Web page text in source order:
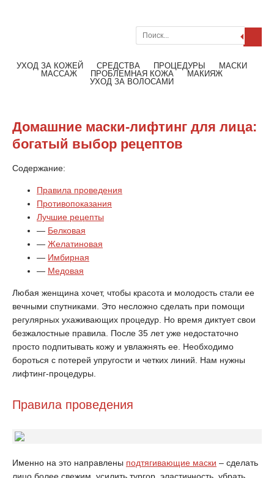
УХОД ЗА КОЖЕЙ СРЕДСТВА ПРОЦЕДУРЫ
МАСКИ
МАССАЖ
ПРОБЛЕМНАЯ КОЖА
МАКИЯЖ
УХОД ЗА ВОЛОСАМИ
Домашние маски-лифтинг для лица:
богатый выбор рецептов
Содержание:
Правила проведения
Противопоказания
Лучшие рецепты
— Белковая
— Желатиновая
— Имбирная
— Медовая
Любая женщина хочет, чтобы красота и молодость стали ее
вечными спутниками. Это несложно сделать при помощи
регулярных ухаживающих процедур. Но время диктует свои
безжалостные правила. После 35 лет уже недостаточно
просто подпитывать кожу и увлажнять ее. Необходимо
бороться с потерей упругости и четких линий. Нам нужны
лифтинг-процедуры.
Правила проведения
Именно на это направлены подтягивающие маски – сделать